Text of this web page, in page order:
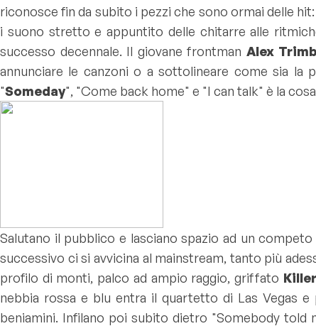
riconosce fin da subito i pezzi che sono ormai delle
i suono stretto e appuntito delle chitarre alle
successo decennale. Il giovane frontman Alex
annunciare le canzoni o a sottolineare come sia
"Someday", "Come back home" e "I can talk" è la
Salutano il pubblico e lasciano spazio ad un
successivo ci si avvicina al mainstream, tanto più
profilo di monti, palco ad ampio raggio, griffato
nebbia rossa e blu entra il quartetto di Las Vegas
beniamini. Infilano poi subito dietro "Somebody told